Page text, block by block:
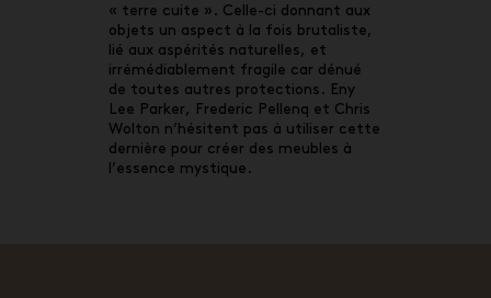
« terre cuite ». Celle-ci donnant aux
objets un aspect à la fois brutaliste,
lié aux aspérités naturelles, et
irrémédiablement fragile car dénué
de toutes autres protections. Eny
Lee Parker, Frederic Pellenq et Chris
Wolton n’hésitent pas à utiliser cette
dernière pour créer des meubles à
l’essence mystique.